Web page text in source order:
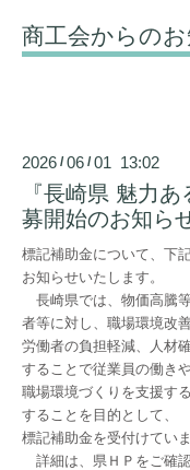
商工会からの
2026 /06 /01 13:02
『長崎県 魅力
募開始のお知ら
標記補助金について、下
お知らせいたします。
長崎県では、物価高騰
者等に対し、職場環境改善
労働者の負担軽減、人材
することで従業員の働き
職場環境づくりを支援す
することを目的として、
標記補助金を受付けていま
詳細は、県ＨＰをご確